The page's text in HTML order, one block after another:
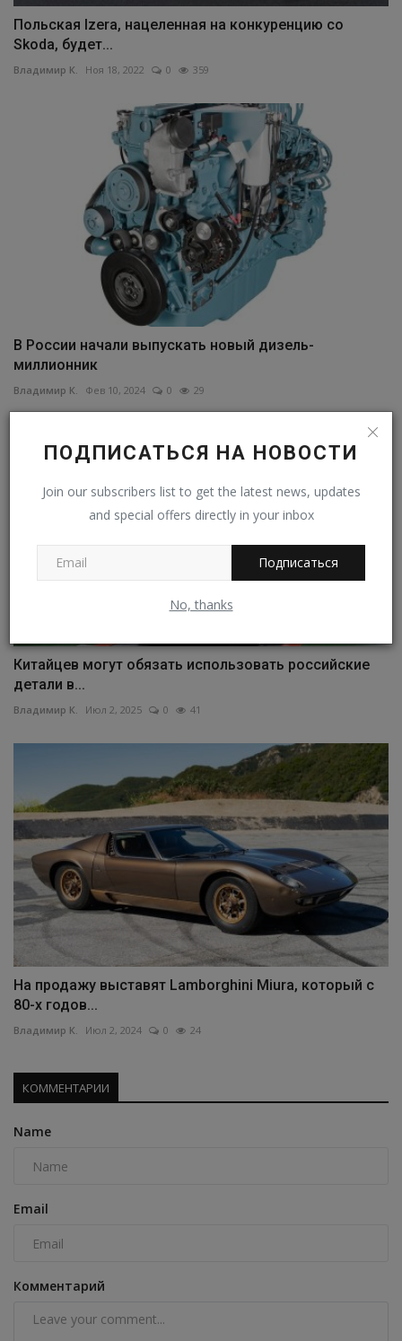
ПОДПИСАТЬСЯ НА НОВОСТИ
Join our subscribers list to get the latest news, updates
and special offers directly in your inbox
Подписаться
No, thanks
Польская Izera, нацеленная на конкуренцию со
Skoda, будет...
Владимир К. Ноя 18, 2022 0 359
В России начали выпускать новый дизель-
миллионник
Владимир К. Фев 10, 2024 0 29
Китайцев могут обязать использовать российские
детали в...
Владимир К. Июл 2, 2025 0 41
На продажу выставят Lamborghini Miura, который с
80-х годов...
Владимир К. Июл 2, 2024 0 24
КОММЕНТАРИИ
Name
Email
Комментарий